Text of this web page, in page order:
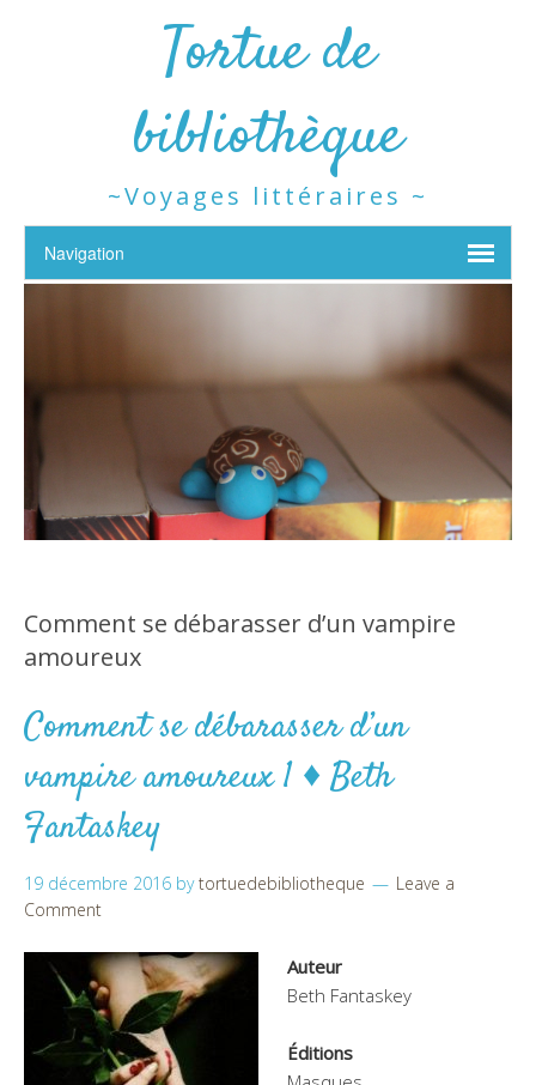
Tortue de
bibliothèque
~Voyages littéraires ~
Comment se débarasser d’un vampire
amoureux
Comment se débarasser d’un
vampire amoureux 1 ♦ Beth
Fantaskey
19 décembre 2016 bytortuedebibliotheque
Leave a
Comment
Auteur
Beth Fantaskey
Éditions